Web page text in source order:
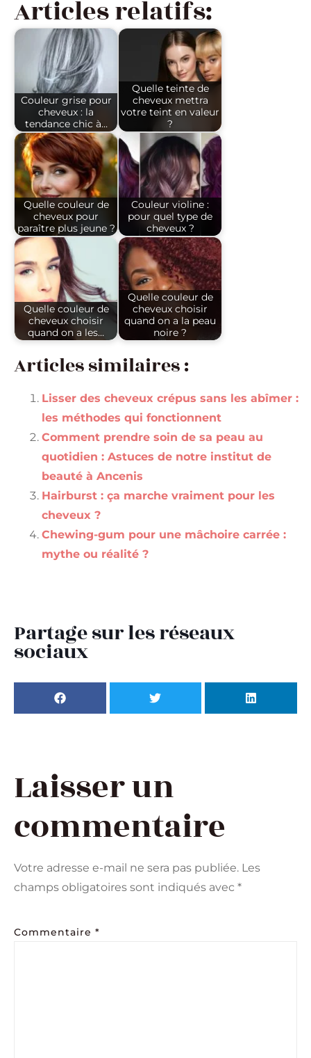
Articles relatifs:
Couleur grise pour
cheveux : la
tendance chic à…
Quelle teinte de
cheveux mettra
votre teint en valeur
?
Quelle couleur de
cheveux pour
paraître plus jeune ?
Couleur violine :
pour quel type de
cheveux ?
Quelle couleur de
cheveux choisir
quand on a les…
Quelle couleur de
cheveux choisir
quand on a la peau
noire ?
Articles similaires :
Lisser des cheveux crépus sans les abîmer :
les méthodes qui fonctionnent
Comment prendre soin de sa peau au
quotidien : Astuces de notre institut de
beauté à Ancenis
Hairburst : ça marche vraiment pour les
cheveux ?
Chewing-gum pour une mâchoire carrée :
mythe ou réalité ?
Partage sur les réseaux
sociaux
Laisser un
commentaire
Votre adresse e-mail ne sera pas publiée. Les
champs obligatoires sont indiqués avec *
Commentaire *